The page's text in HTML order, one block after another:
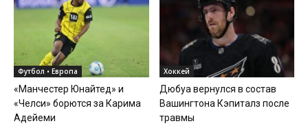
Футбол • Европа
«Манчестер Юнайтед» и
«Челси» борются за Карима
Адейеми
Хоккей
Дюбуа вернулся в состав
Вашингтона Кэпиталз после
травмы